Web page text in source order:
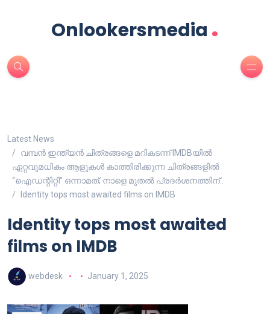
Onlookersmedia .
Latest News
വമ്പൻ ഇന്ത്യൻ ചിത്രങ്ങളെ മറികടന്ന് IMDBയിൽ
ഏറ്റവുമധികം ആളുകൾ കാത്തിരിക്കുന്ന ചിത്രങ്ങളിൽ
“ഐഡന്റിറ്റി” ഒന്നാമത്; നാളെ മുതൽ പ്രദർശനത്തിന്..
Identity tops most awaited films on IMDB
Identity tops most awaited
films on IMDB
webdesk January 1, 2025